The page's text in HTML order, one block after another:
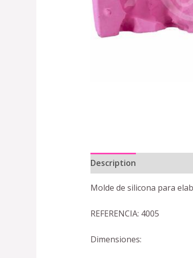
Description
Molde de silicona para
REFERENCIA: 4005
Dimensiones: